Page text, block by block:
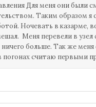
Для меня они были
Таким образом
Ночевать в казарме,
Меня перевели в
больше. Так же
погонах считаю первыми